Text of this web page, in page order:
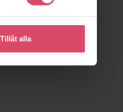
Tillåt alla